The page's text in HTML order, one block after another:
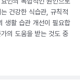
건강한 식습관, 규칙적
생활 습관 개선이 필요합
의 도움을 받는 것도 중